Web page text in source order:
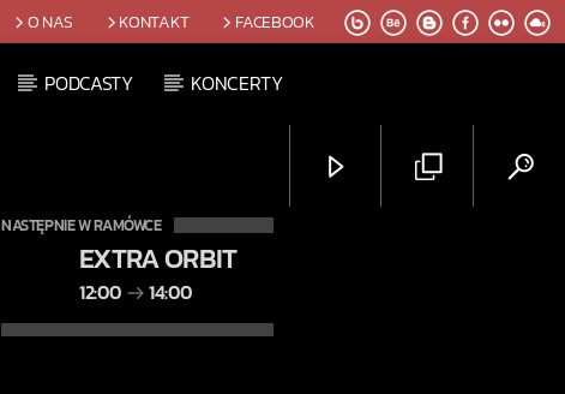
O NAS KONTAKT FACEBOOK
PODCASTY KONCERTY
NASTĘPNIE W RAMÓWCE
EXTRA ORBIT
12:00 14:00